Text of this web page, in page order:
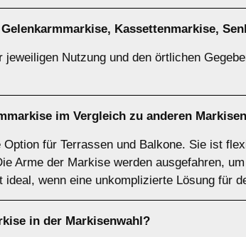
Gelenkarmmarkise, Kassettenmarkise,
Nutzung und den örtlichen
im Vergleich zu anderen
für Terrassen und Balkone. Sie ist
Arme der Markise werden ausgefahren,
wenn eine unkomplizierte Lösung für
in der Markisenwahl?